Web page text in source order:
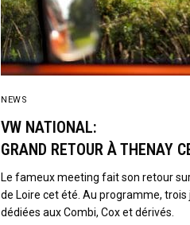
NEWS
VW NATIONAL:
GRAND RETOUR À THENAY
Le fameux meeting fait son retour
de Loire cet été. Au programme,
dédiées aux Combi, Cox et dérivés.